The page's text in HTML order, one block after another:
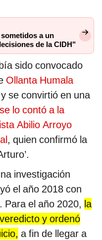
a un
de la CIDH"
sido convocado
Ollanta Humala
se convirtió en una
lo contó a la
Abilio Arroyo
, quien confirmó la
investigación
el año 2018 con
Para el año 2020, la
y ordenó
a fin de llegar a